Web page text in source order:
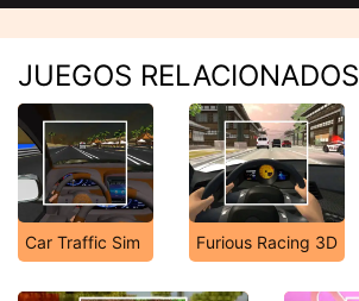
JUEGOS RELACIONADOS
Car Traffic Sim Furious Racing 3D